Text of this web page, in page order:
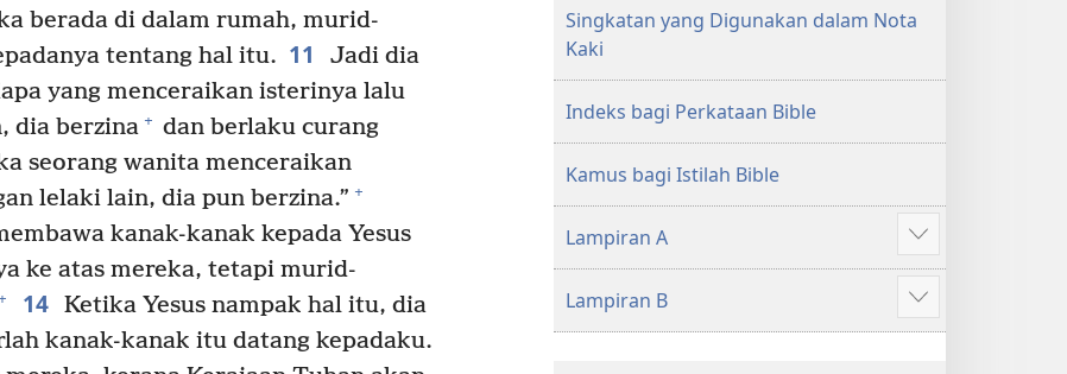
berada di dalam rumah, murid-
tentang hal itu. 11
Jadi dia
yang menceraikan isterinya lalu
dia berzina + dan berlaku curang
seorang wanita menceraikan
lelaki lain, dia pun berzina.” +
kanak-kanak kepada Yesus
ke atas mereka, tetapi murid-
+ 14 Ketika Yesus nampak hal itu, dia
kanak-kanak itu datang kepadaku.
Singkatan yang Digunakan dalam Nota
Kaki
Indeks bagi Perkataan Bible
Kamus bagi Istilah Bible
Lampiran A
Tunjukkan
lagi
Lampiran B
Tunjukkan
lagi